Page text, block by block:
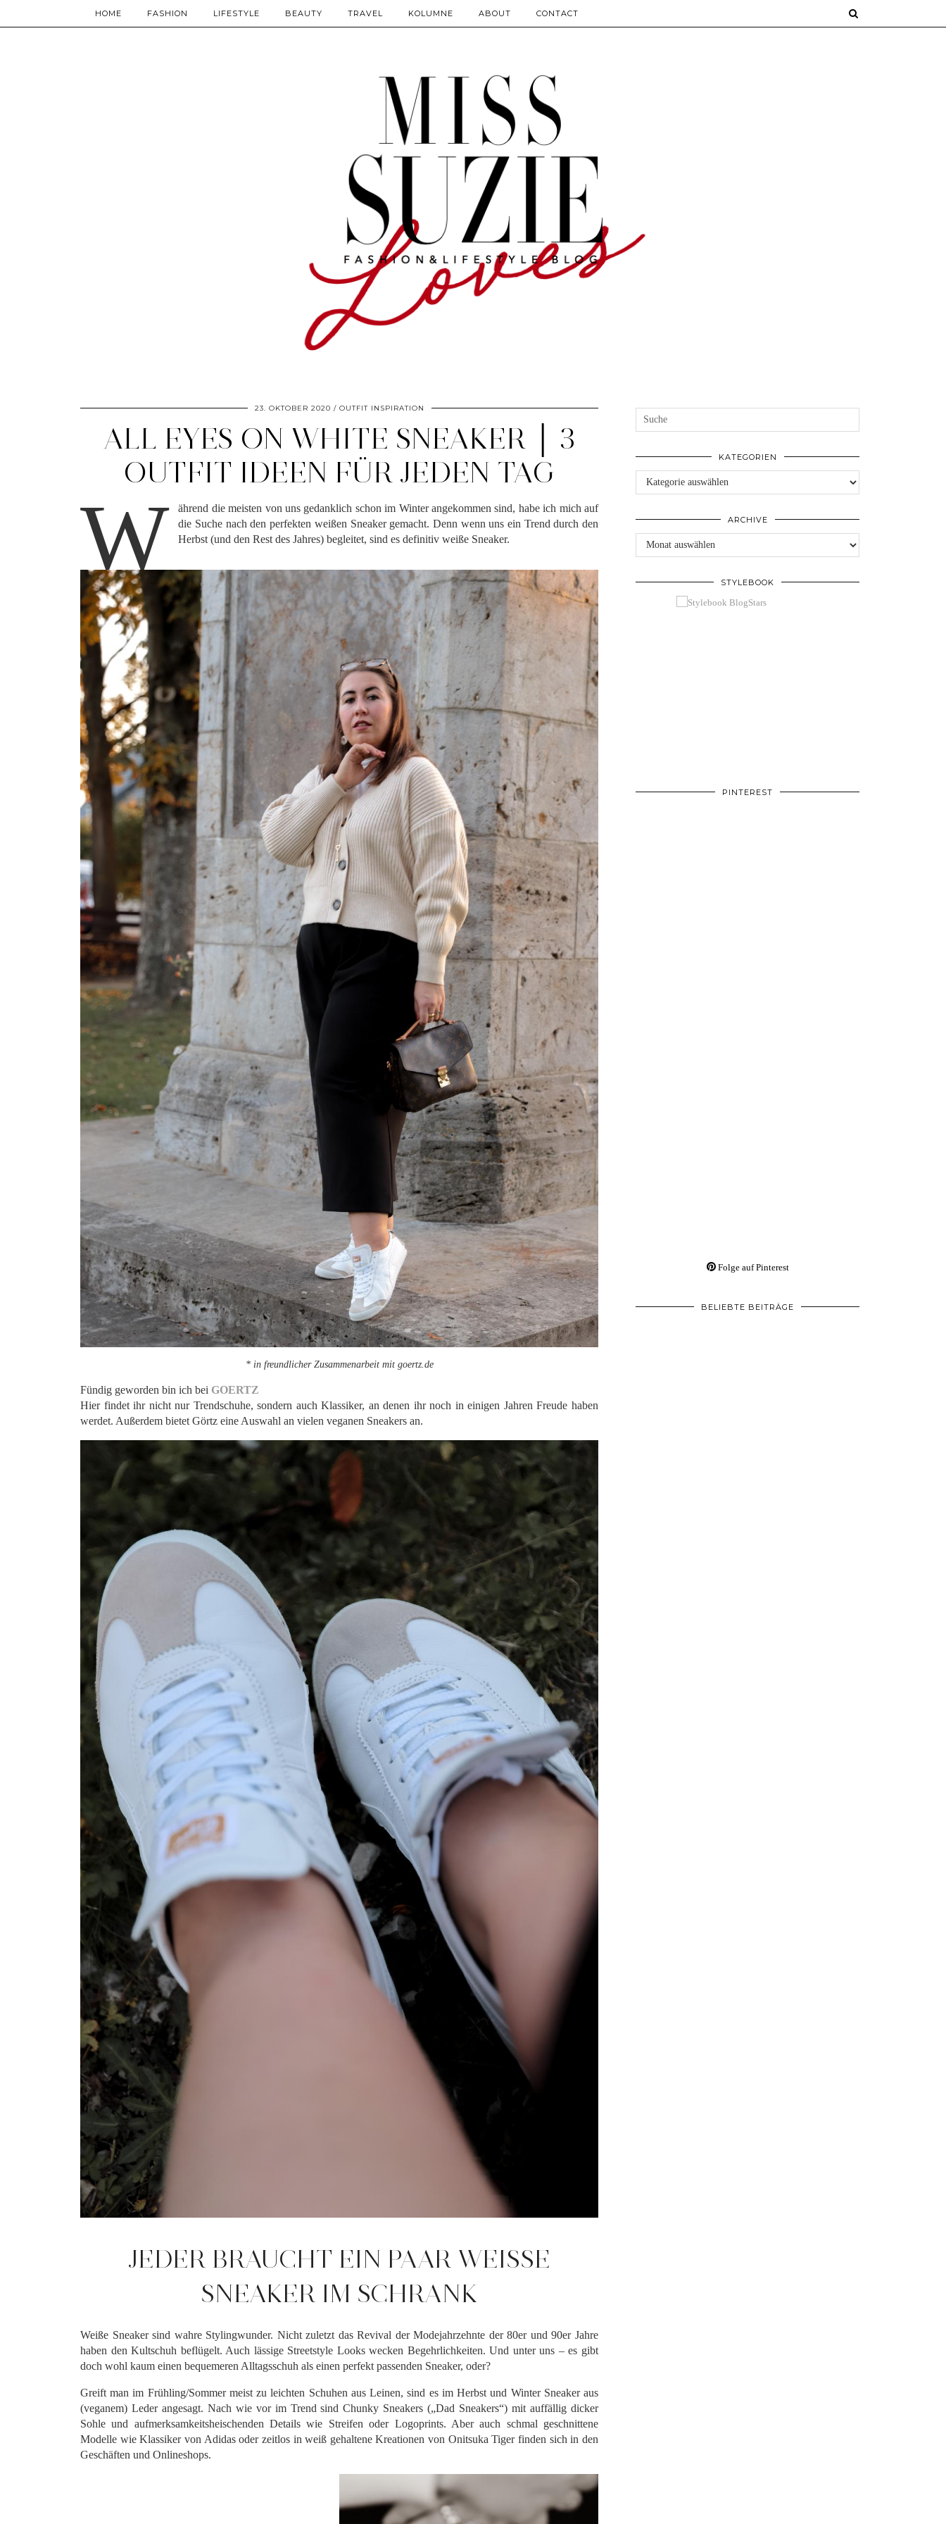
HOME FASHION LIFESTYLE BEAUTY TRAVEL KOLUMNE ABOUT CONTACT
23. OKTOBER 2020 OUTFIT INSPIRATION
ALL EYES ON WHITE SNEAKER │ 3
OUTFIT IDEEN FÜR JEDEN TAG
W
ährend die meisten von uns gedanklich schon im Winter angekommen sind, habe ich mich auf
die Suche nach den perfekten weißen Sneaker gemacht. Denn wenn uns ein Trend durch den
Herbst (und den Rest des Jahres) begleitet, sind es definitiv weiße Sneaker.
* in freundlicher Zusammenarbeit mit goertz.de
Fündig geworden bin ich bei GOERTZ
Hier findet ihr nicht nur Trendschuhe, sondern auch Klassiker, an denen ihr noch in einigen Jahren Freude haben
werdet. Außerdem bietet Görtz eine Auswahl an vielen veganen Sneakers an.
JEDER BRAUCHT EIN PAAR WEISSE S
NEAKER IM SCHRANK
Weiße Sneaker sind wahre Stylingwunder. Nicht zuletzt das Revival der Modejahrzehnte der 80er und 90er Jahre
haben den Kultschuh beflügelt. Auch lässige Streetstyle Looks wecken Begehrlichkeiten. Und unter uns – es gibt
doch wohl kaum einen bequemeren Alltagsschuh als einen perfekt passenden Sneaker, oder?
Greift man im Frühling/Sommer meist zu leichten Schuhen aus Leinen, sind es im Herbst und Winter Sneaker aus
(veganem) Leder angesagt. Nach wie vor im Trend sind Chunky Sneakers („Dad Sneakers“) mit auffällig dicker
Sohle und aufmerksamkeitsheischenden Details wie Streifen oder Logoprints. Aber auch schmal geschnittene
Modelle wie Klassiker von Adidas oder zeitlos in weiß gehaltene Kreationen von Onitsuka Tiger finden sich in den
Geschäften und Onlineshops.
KATEGORIEN
Kategorien
ARCHIVE
Archive
STYLEBOOK
PINTEREST
Folge auf Pinterest
BELIEBTE BEITRÄGE